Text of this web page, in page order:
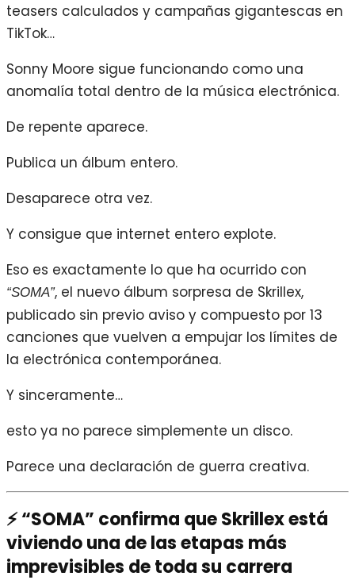
teasers calculados y campañas gigantescas en
TikTok…
Sonny Moore sigue funcionando como una
anomalía total dentro de la música electrónica.
De repente aparece.
Publica un álbum entero.
Desaparece otra vez.
Y consigue que internet entero explote.
Eso es exactamente lo que ha ocurrido con
“SOMA”, el nuevo álbum sorpresa de Skrillex,
publicado sin previo aviso y compuesto por 13
canciones que vuelven a empujar los límites de
la electrónica contemporánea.
Y sinceramente…
esto ya no parece simplemente un disco.
Parece una declaración de guerra creativa.
⚡ “SOMA” confirma que Skrillex está
viviendo una de las etapas más
imprevisibles de toda su carrera